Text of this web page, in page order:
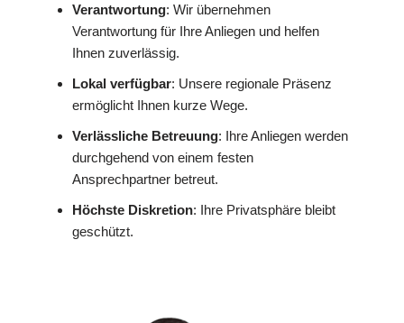
Verantwortung: Wir übernehmen
Verantwortung für Ihre Anliegen und helfen
Ihnen zuverlässig.
Lokal verfügbar: Unsere regionale Präsenz
ermöglicht Ihnen kurze Wege.
Verlässliche Betreuung: Ihre Anliegen werden
durchgehend von einem festen
Ansprechpartner betreut.
Höchste Diskretion: Ihre Privatsphäre bleibt
geschützt.